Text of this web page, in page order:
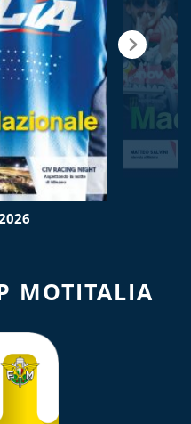
MOTITALIA